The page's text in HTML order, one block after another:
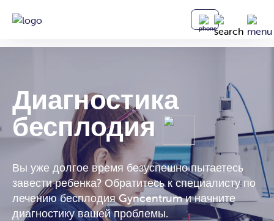
Диагностика
бесплодия
Вы уже долгое время безуспешно пытаетесь
завести ребенка? Обратитесь к специалисту по
лечению бесплодия Gyncentrum и начните
диагностику вашей проблемы.